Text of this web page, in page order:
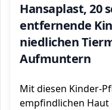
Hansaplast, 20
entfernende
niedlichen
Aufmuntern
Mit diesen Kinder-
empfindlichen Haut